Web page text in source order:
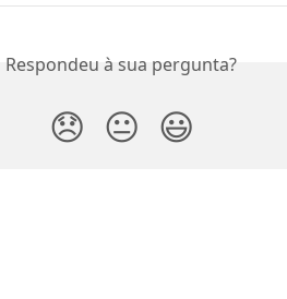
Respondeu à sua pergunta?
😞 😐 😃